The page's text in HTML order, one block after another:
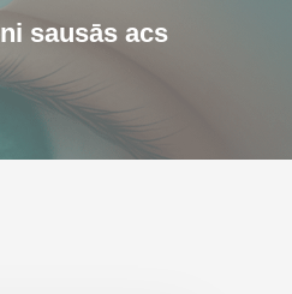
sausās acs